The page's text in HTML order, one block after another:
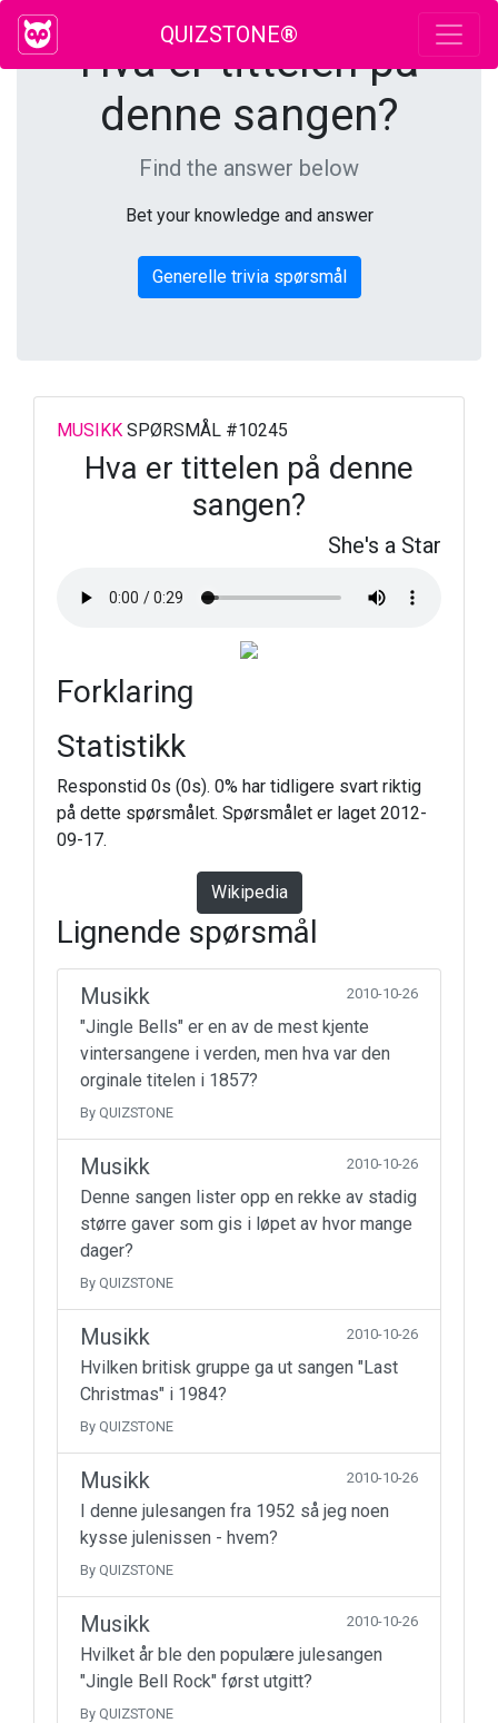
QUIZSTONE®
Hva er tittelen på
denne sangen?
Find the answer below
Bet your knowledge and answer
Generelle trivia spørsmål
MUSIKK SPØRSMÅL #10245
Hva er tittelen på denne
sangen?
She's a Star
Forklaring
Statistikk
Responstid 0s (0s). 0% har tidligere svart riktig
på dette spørsmålet. Spørsmålet er laget 2012-
09-17.
Wikipedia
Lignende spørsmål
Musikk 2010-10-26
"Jingle Bells" er en av de mest kjente
vintersangene i verden, men hva var den
orginale titelen i 1857?
By QUIZSTONE
Musikk 2010-10-26
Denne sangen lister opp en rekke av stadig
større gaver som gis i løpet av hvor mange
dager?
By QUIZSTONE
Musikk 2010-10-26
Hvilken britisk gruppe ga ut sangen "Last
Christmas" i 1984?
By QUIZSTONE
Musikk 2010-10-26
I denne julesangen fra 1952 så jeg noen
kysse julenissen - hvem?
By QUIZSTONE
Musikk 2010-10-26
Hvilket år ble den populære julesangen
"Jingle Bell Rock" først utgitt?
By QUIZSTONE